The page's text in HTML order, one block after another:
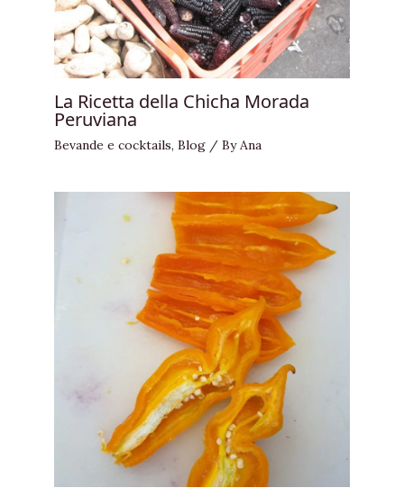
La Ricetta della Chicha Morada
Peruviana
Bevande e cocktails, Blog / ByAna